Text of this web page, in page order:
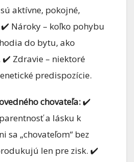
aktívne, pokojné,
✔️ Nároky – koľko pohybu
do bytu, ako
✔️ Zdravie – niektoré
predispozície.
chovateľa: ✔️
a lásku k
sa „chovateľom“ bez
len pre zisk. ✔️